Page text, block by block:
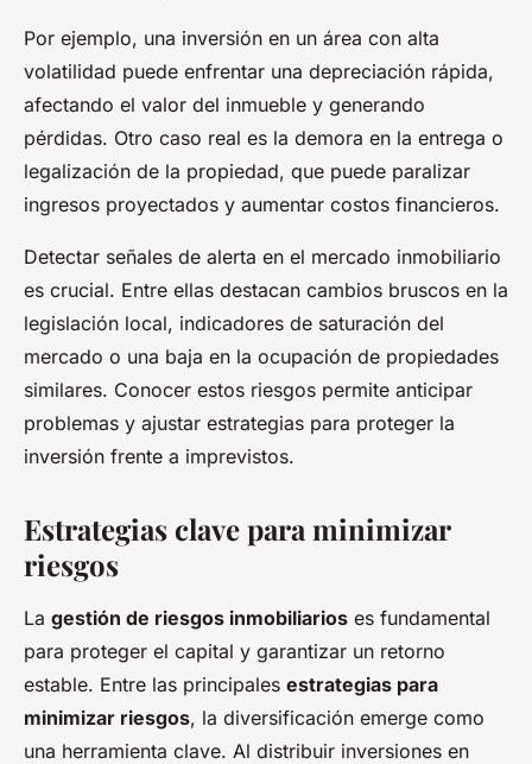
Por ejemplo, una inversión en un área con alta
volatilidad puede enfrentar una depreciación rápida,
afectando el valor del inmueble y generando
pérdidas. Otro caso real es la demora en la entrega o
legalización de la propiedad, que puede paralizar
ingresos proyectados y aumentar costos financieros.
Detectar señales de alerta en el mercado inmobiliario
es crucial. Entre ellas destacan cambios bruscos en la
legislación local, indicadores de saturación del
mercado o una baja en la ocupación de propiedades
similares. Conocer estos riesgos permite anticipar
problemas y ajustar estrategias para proteger la
inversión frente a imprevistos.
Estrategias clave para minimizar
riesgos
La gestión de riesgos inmobiliarios es fundamental
para proteger el capital y garantizar un retorno
estable. Entre las principales estrategias para
minimizar riesgos, la diversificación emerge como
una herramienta clave. Al distribuir inversiones en